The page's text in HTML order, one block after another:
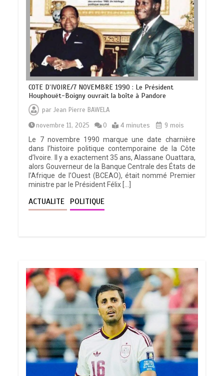
COTE D’IVOIRE/7 NOVEMBRE 1990 : Le Président
Houphouët-Boigny ouvrait la boîte à Pandore
parJean Pierre BAWELA
novembre 11, 2025
0 4 minutes
9 mois
Le 7 novembre 1990 marque une date charnière
dans l’histoire politique contemporaine de la Côte
d’Ivoire. Il y a exactement 35 ans, Alassane Ouattara,
alors Gouverneur de la Banque Centrale des États de
l’Afrique de l’Ouest (BCEAO), était nommé Premier
ministre par le Président Félix […]
ACTUALITE POLITIQUE